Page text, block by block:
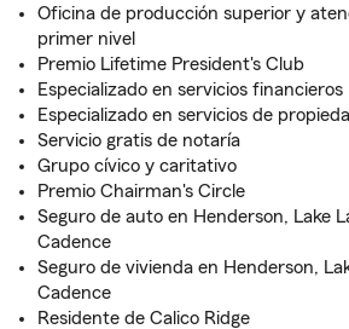
Oficina de producción superior y
primer nivel
Premio Lifetime President's Club
Especializado en servicios financieros
Especializado en servicios de
Servicio gratis de notaría
Grupo cívico y caritativo
Premio Chairman's Circle
Seguro de auto en Henderson, Lake
Cadence
Seguro de vivienda en Henderson,
Cadence
Residente de Calico Ridge